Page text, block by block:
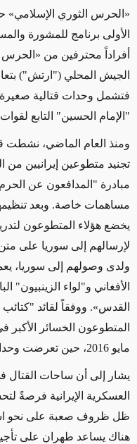
«الحرس الثوري الإسلامي»
الأولى برنامج للمشورة
أفراداً محترفين من
الجيش المحلي ("ارتش")
فتشمل وحدات قتالية
"الإمام الحسين" التابع
ومنذ العام الماضي، نشطت
تجنيد متطوعين إيرانيين
مبادرة "المدافعون عن
مساهمات خاصة. وبعد
يخضع هؤلاء المتطوعون
لإرسالهم إلى سوريا على
ولدى وصولهم إلى سوريا،
الأفغاني و"لواء
القدس». ووفقاً لقائد "كتائب
مايو 2016، حين تعرضت وحداتهم لكمين وخسروا اثني عشر رجلاً.
يشار إلى أن ساحات القتال
العسكرية الإيرانية فرصةً
ظل ظروف صعبة على نحو
هناك يساعد طهران على